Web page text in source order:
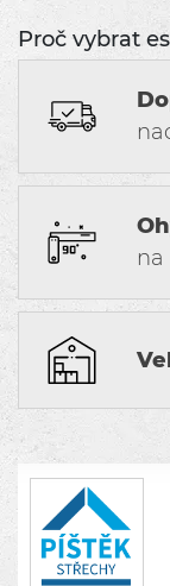
Proč vybrat